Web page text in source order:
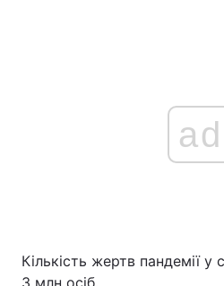
ad
Кількість жертв пандемії у
3 млн осіб.